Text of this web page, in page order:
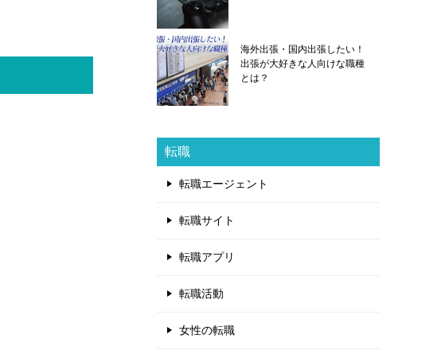
海外出張・国内出張したい！
出張が大好きな人向けな職種
とは？
転職
転職エージェント
転職サイト
転職アプリ
転職活動
女性の転職